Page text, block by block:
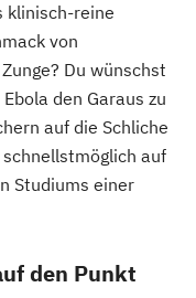
klinisch-reine
von
Du wünschst
den Garaus zu
auf die Schliche
auf
Studiums einer
den Punkt